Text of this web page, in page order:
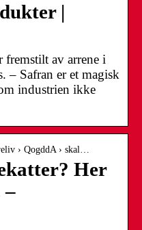
|
av arrene i
– Safran er et magisk
industrien ikke
› QogddA › skal…
Her
–